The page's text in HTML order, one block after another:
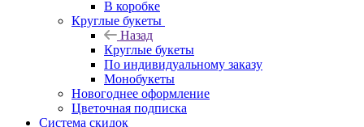
В коробке
Круглые букеты
Назад
Круглые букеты
По индивидуальному заказу
Монобукеты
Новогоднее оформление
Цветочная подписка
Система скидок